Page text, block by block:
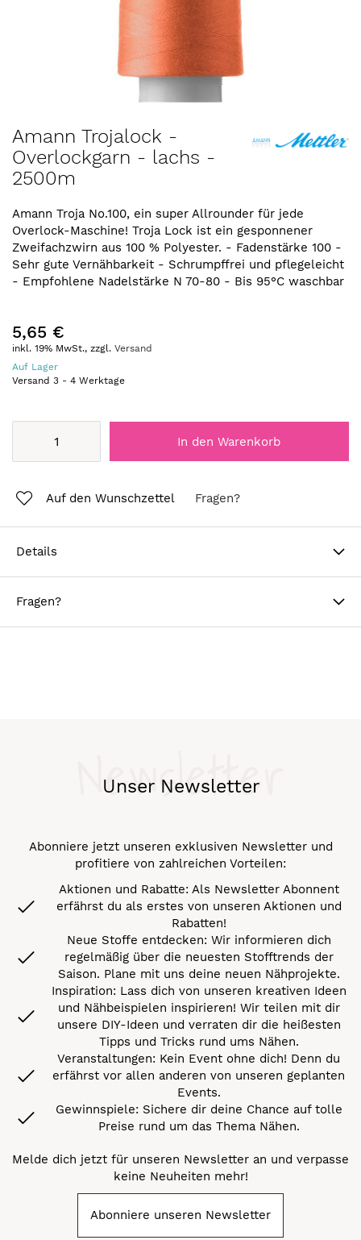
Anfang
der
Bildergalerie
Amann Trojalock -
Overlockgarn - lachs -
2500m
Amann Troja No.100, ein super Allrounder für jede
Overlock-Maschine! Troja Lock ist ein gesponnener
Zweifachzwirn aus 100 % Polyester. - Fadenstärke 100 -
Sehr gute Vernähbarkeit - Schrumpffrei und pflegeleicht
- Empfohlene Nadelstärke N 70-80 - Bis 95°C waschbar
5,65 €
inkl. 19% MwSt., zzgl. Versand
Auf Lager
Versand 3 - 4 Werktage
In den Warenkorb
Auf den Wunschzettel Fragen?
Details
Fragen?
Unser Newsletter
Newsletter
Abonniere jetzt unseren exklusiven Newsletter und
profitiere von zahlreichen Vorteilen:
Aktionen und Rabatte: Als Newsletter Abonnent
erfährst du als erstes von unseren Aktionen und
Rabatten!
Neue Stoffe entdecken: Wir informieren dich
regelmäßig über die neuesten Stofftrends der
Saison. Plane mit uns deine neuen Nähprojekte.
Inspiration: Lass dich von unseren kreativen Ideen
und Nähbeispielen inspirieren! Wir teilen mit dir
unsere DIY-Ideen und verraten dir die heißesten
Tipps und Tricks rund ums Nähen.
Veranstaltungen: Kein Event ohne dich! Denn du
erfährst vor allen anderen von unseren geplanten
Events.
Gewinnspiele: Sichere dir deine Chance auf tolle
Preise rund um das Thema Nähen.
Melde dich jetzt für unseren Newsletter an und verpasse
keine Neuheiten mehr!
Abonniere unseren Newsletter